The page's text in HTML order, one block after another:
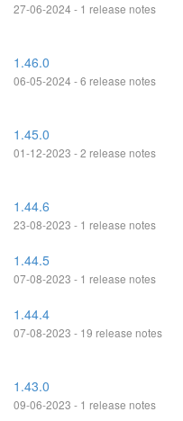
27-06-2024 - 1 release notes
1.46.0
06-05-2024 - 6 release notes
1.45.0
01-12-2023 - 2 release notes
1.44.6
23-08-2023 - 1 release notes
1.44.5
07-08-2023 - 1 release notes
1.44.4
07-08-2023 - 19 release notes
1.43.0
09-06-2023 - 1 release notes